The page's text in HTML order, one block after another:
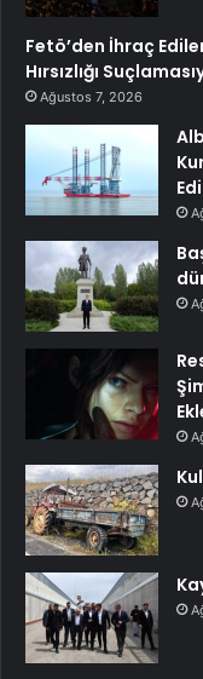
Fetö’den İhraç
Hırsızlığı
Ağustos 7, 2026